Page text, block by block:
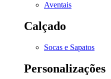
Aventais
Calçado
Socas e Sapatos
Personalizações